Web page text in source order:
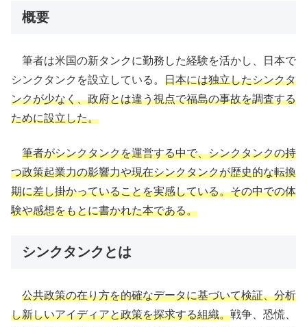
概要
筆者は米国の新タンクに勤務した経験を活かし、日本で
シンクタンクを設立している。 日本には独立したシンクタ
ンクが少なく、政府とは違う視点で福島の事故を調査する
ために設立した。
筆者がシンクタンクを運営する中で、シンクタンクの持
つ政策起業力の影響力や現在シンクタンクが歴史的な転換
期に差し掛かっていることを実感している。その中での体
験や感想をもとに書かれた本である。
シンクタンクとは
公共政策の在り方を的確なデータに基づいて検証、分析
し新しいアイディアと政策を探求する組織。戦争、恐慌、